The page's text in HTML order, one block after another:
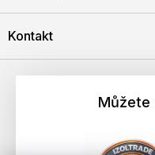
Kontakt
Můžete